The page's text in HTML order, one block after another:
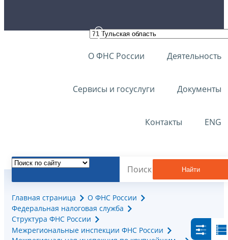
О ФНС России Деятельность
Сервисы и госуслуги Документы
Контакты ENG
Найти
Главная страница
О ФНС России
Федеральная налоговая служба
Структура ФНС России
Межрегиональные инспекции ФНС России